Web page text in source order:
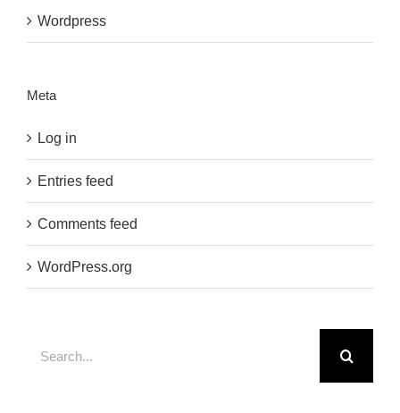
Wordpress
Meta
Log in
Entries feed
Comments feed
WordPress.org
for: